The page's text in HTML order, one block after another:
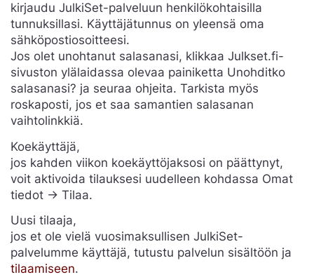
kirjaudu JulkiSet-palveluun henkilökohtaisilla
tunnuksillasi. Käyttäjätunnus on yleensä oma
sähköpostiosoitteesi.
Jos olet unohtanut salasanasi, klikkaa Julkset.fi-
sivuston ylälaidassa olevaa painiketta Unohditko
salasanasi? ja seuraa ohjeita. Tarkista myös
roskaposti, jos et saa samantien salasanan
vaihtolinkkiä.
Koekäyttäjä,
jos kahden viikon koekäyttöjaksosi on päättynyt,
voit aktivoida tilauksesi uudelleen kohdassa Omat
tiedot -> Tilaa.
Uusi tilaaja,
jos et ole vielä vuosimaksullisen JulkiSet-
palvelumme käyttäjä, tutustu palvelun sisältöön ja
tilaamiseen.